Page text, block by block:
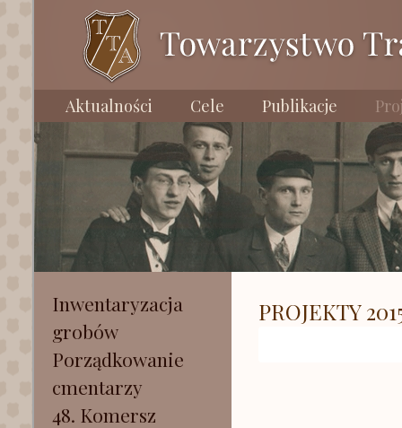
Aktualności Cele Publikacje
Inwentaryzacja
grobów
Porządkowanie
cmentarzy
48. Komersz
PROJEKTY